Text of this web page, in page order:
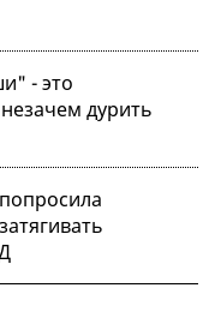
- это
дурить